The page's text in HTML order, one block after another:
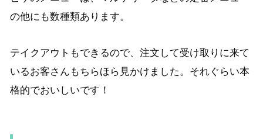
の他にも数種類あります。
テイクアウトもできるので、注文して受け取りに来て
いるお客さんもちらほら見かけました。 それぐらい本
格的でおいしいです！